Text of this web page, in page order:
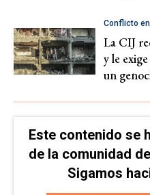
Conflicto
La CIJ
y le
un
Este contenido se
de la comunidad
Sigamos